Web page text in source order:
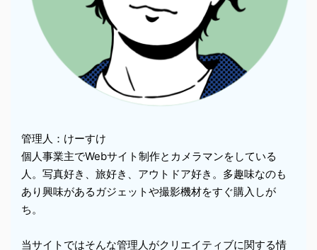
管理人：けーすけ
個人事業主でWebサイト制作とカメラマンをしている
人。写真好き、旅好き、アウトドア好き。多趣味なのも
あり興味があるガジェットや撮影機材をすぐ購入しが
ち。
当サイトではそんな管理人がクリエイティブに関する情